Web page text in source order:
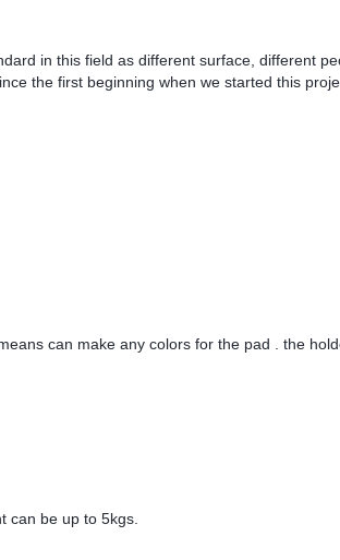
in this field as different surface, different
the first beginning when we started this
can make any colors for the pad . the
be up to 5kgs.